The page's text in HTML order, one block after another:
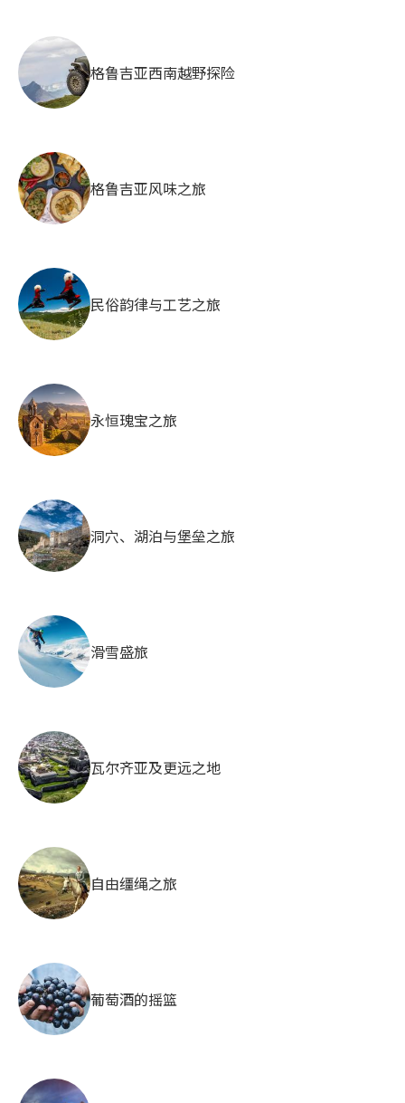
格鲁吉亚西南越野探险
格鲁吉亚风味之旅
民俗韵律与工艺之旅
永恒瑰宝之旅
洞穴、湖泊与堡垒之旅
滑雪盛旅
瓦尔齐亚及更远之地
自由缰绳之旅
葡萄酒的摇篮